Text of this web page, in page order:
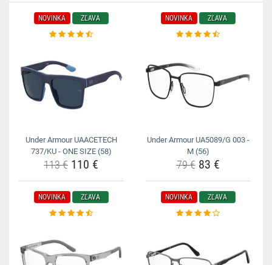
NOVINKA ZĽAVA
Under Armour UAACETECH
737/KU - ONE SIZE (58)
113 € 110 €
NOVINKA ZĽAVA
Under Armour UA5089/G 003 -
M (56)
79 €83 €
NOVINKA ZĽAVA NOVINKA ZĽAVA